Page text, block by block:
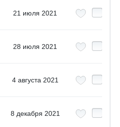
21 июля 2021
28 июля 2021
4 августа 2021
8 декабря 2021